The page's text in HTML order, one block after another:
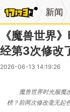
新闻
《魔兽世界
经第3次修改
2026-06-13 14:19:26
魔兽世界时光服魔
榜？前两次修改毫无起